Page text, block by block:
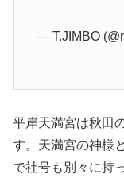
— T.JIMBO
平岸天満宮は秋田
す。天満宮の神様
で社号も別々に持